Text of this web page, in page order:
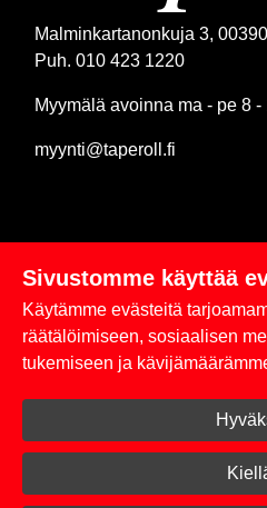
Malminkartanonkuja 3,
Puh. 010 423 1220
Myymälä avoinna ma - pe 8 -
myynti@taperoll.fi
Linkit
Toimitus- ja
Kirjaudu
Sivustomme käyttää
Käytämme evästeitä
räätälöimiseen, sosiaalisen
tukemiseen ja